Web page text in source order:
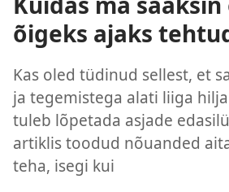
õigeks ajaks
Kas oled tüdinud sellest, et
ja tegemistega alati liiga hilja
tuleb lõpetada asjade
artiklis toodud nõuanded
teha, isegi kui